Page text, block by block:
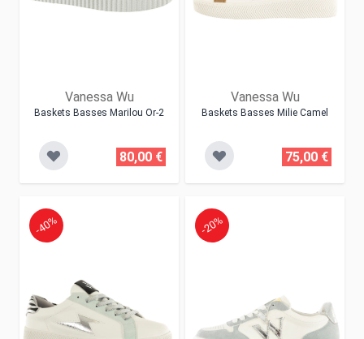
Vanessa Wu
Baskets Basses Marilou Or-2
80,00 €
Vanessa Wu
Baskets Basses Milie Camel
75,00 €
-40% -20%